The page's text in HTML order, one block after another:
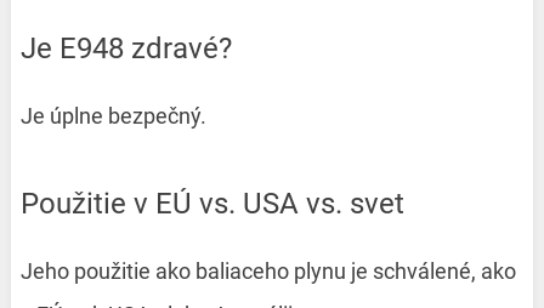
Je E948 zdravé?
Je úplne bezpečný.
Použitie v EÚ vs. USA vs. svet
Jeho použitie ako baliaceho plynu je schválené, ako